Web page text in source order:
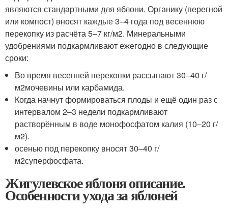
являются стандартными для яблони. Органику (перегной
или компост) вносят каждые 3–4 года под весеннюю
перекопку из расчёта 5–7 кг/м2. Минеральными
удобрениями подкармливают ежегодно в следующие
сроки:
Во время весенней перекопки рассыпают 30–40 г/
м2мочевины или карбамида.
Когда начнут формироваться плоды и ещё один раз с
интервалом 2–3 недели подкармливают
растворённым в воде монофосфатом калия (10–20 г/
м2).
осенью под перекопку вносят 30–40 г/
м2суперфосфата.
Жигулевское яблоня описание.
Особенности ухода за яблоней